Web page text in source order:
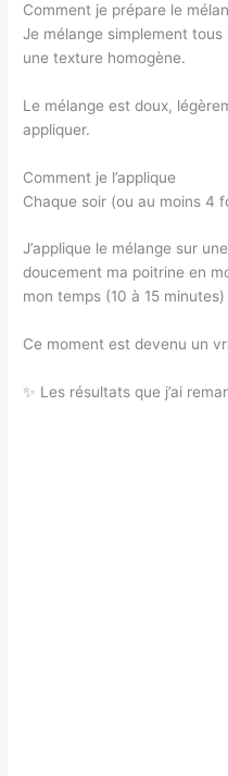
Comment je prépare le
Je mélange simplement tous
une texture homogène.
Le mélange est doux,
appliquer.
Comment je l’applique
Chaque soir (ou au moins 4
J’applique le mélange sur
doucement ma poitrine en
mon temps (10 à 15
Ce moment est devenu un
✨ Les résultats que j’ai